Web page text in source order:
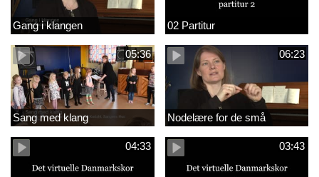
Gang i klangen 02 Partitur
05:36
Sang med klang
06:23
Nodelære for de små
04:33 03:43